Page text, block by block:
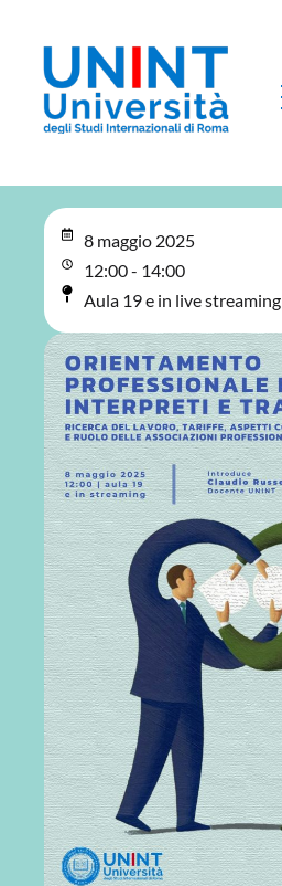
8 maggio 2025
12:00 - 14:00
Aula 19 e in live streaming